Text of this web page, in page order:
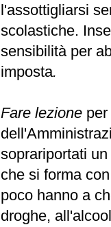
l'assottigliarsi
scolastiche.
sensibilità per
imposta.
Fare lezione
soprariportati
che si forma
poco hanno a
droghe,